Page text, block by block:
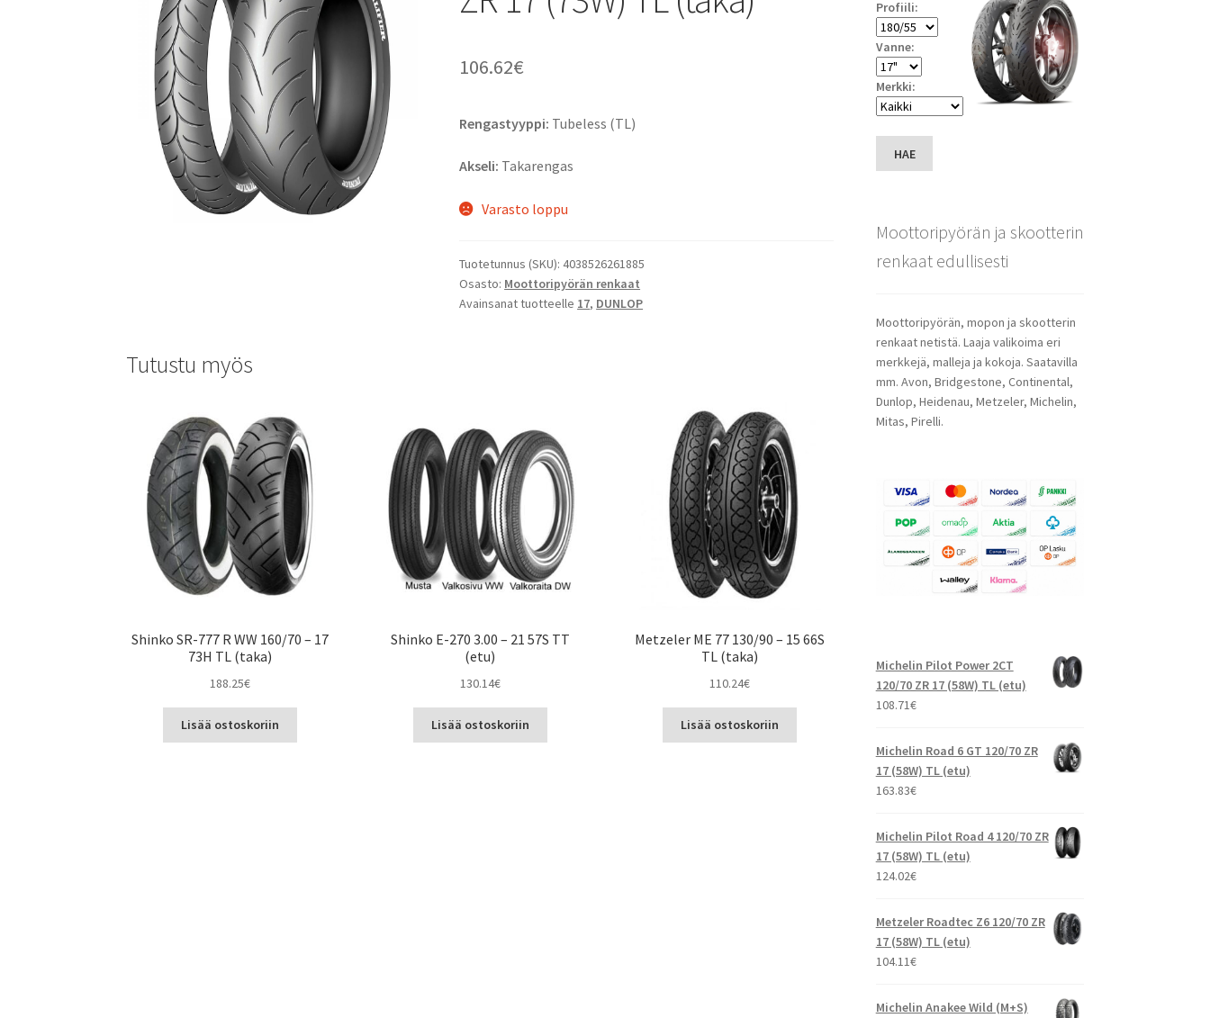
106.62€
Rengastyyppi: Tubeless (TL)
Akseli: Takarengas
Varasto loppu
Tuotetunnus (SKU):4038526261885
Osasto: Moottoripyörän renkaat
Avainsanat tuotteelle 17, DUNLOP
Tutustu myös
Shinko SR-777 R WW 160/70 – 17
73H TL (taka)
188.25€
Lisää ostoskoriin
Shinko E-270 3.00 – 21 57S TT
(etu)
130.14€
Lisää ostoskoriin
Metzeler ME 77 130/90 – 15 66S
TL (taka)
110.24€
Lisää ostoskoriin
Profiili:
Vanne:
Merkki:
HAE
Moottoripyörän ja skootterin
renkaat edullisesti
Moottoripyörän, mopon ja skootterin
renkaat netistä. Laaja valikoima eri
merkkejä, malleja ja kokoja. Saatavilla
mm. Avon, Bridgestone, Continental,
Dunlop, Heidenau, Metzeler, Michelin,
Mitas, Pirelli.
Michelin Pilot Power 2CT
120/70 ZR 17 (58W) TL (etu)
108.71€
Michelin Road 6 GT 120/70 ZR
17 (58W) TL (etu)
163.83€
Michelin Pilot Road 4 120/70 ZR
17 (58W) TL (etu)
124.02€
Metzeler Roadtec Z6 120/70 ZR
17 (58W) TL (etu)
104.11€
Michelin Anakee Wild (M+S)